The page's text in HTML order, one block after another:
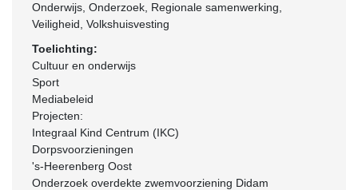
Onderwijs, Onderzoek, Regionale samenwerking,
Veiligheid, Volkshuisvesting
Toelichting:
Cultuur en onderwijs
Sport
Mediabeleid
Projecten:
Integraal Kind Centrum (IKC)
Dorpsvoorzieningen
's-Heerenberg Oost
Onderzoek overdekte zwemvoorziening Didam